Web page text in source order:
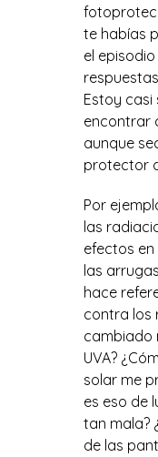
te habías
el
Estoy casi
encontrar
aunque
protector
Por
las
efectos en
las
hace
contra los
cambiado
UVA?
solar me
es eso de
tan mala?
de las